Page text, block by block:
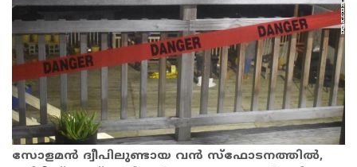
സോളമൻ ദ്വീപിലുണ്ടായ വൻ സ്ഫോടനത്തിൽ,